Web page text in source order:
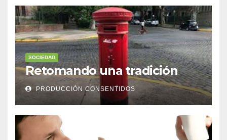
SOCIEDAD
Retomando una tradición
PRODUCCIÓN CONSENTIDOS